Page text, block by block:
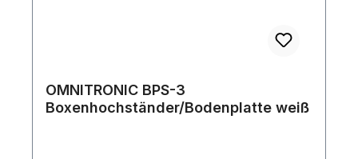
OMNITRONIC BPS-3
Boxenhochständer/Bodenplatte weiß